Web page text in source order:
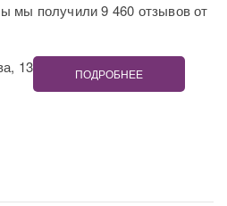
мы получили 9 460 отзывов от
13
ПОДРОБНЕЕ